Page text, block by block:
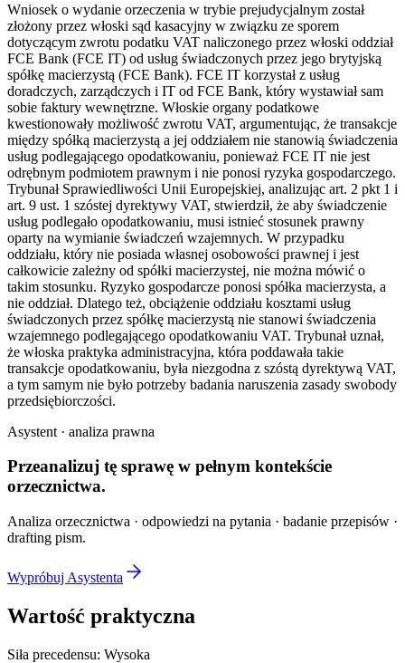
Wniosek o wydanie orzeczenia w trybie prejudycjalnym został
złożony przez włoski sąd kasacyjny w związku ze sporem
dotyczącym zwrotu podatku VAT naliczonego przez włoski oddział
FCE Bank (FCE IT) od usług świadczonych przez jego brytyjską
spółkę macierzystą (FCE Bank). FCE IT korzystał z usług
doradczych, zarządczych i IT od FCE Bank, który wystawiał sam
sobie faktury wewnętrzne. Włoskie organy podatkowe
kwestionowały możliwość zwrotu VAT, argumentując, że transakcje
między spółką macierzystą a jej oddziałem nie stanowią świadczenia
usług podlegającego opodatkowaniu, ponieważ FCE IT nie jest
odrębnym podmiotem prawnym i nie ponosi ryzyka gospodarczego.
Trybunał Sprawiedliwości Unii Europejskiej, analizując art. 2 pkt 1 i
art. 9 ust. 1 szóstej dyrektywy VAT, stwierdził, że aby świadczenie
usług podlegało opodatkowaniu, musi istnieć stosunek prawny
oparty na wymianie świadczeń wzajemnych. W przypadku
oddziału, który nie posiada własnej osobowości prawnej i jest
całkowicie zależny od spółki macierzystej, nie można mówić o
takim stosunku. Ryzyko gospodarcze ponosi spółka macierzysta, a
nie oddział. Dlatego też, obciążenie oddziału kosztami usług
świadczonych przez spółkę macierzystą nie stanowi świadczenia
wzajemnego podlegającego opodatkowaniu VAT. Trybunał uznał,
że włoska praktyka administracyjna, która poddawała takie
transakcje opodatkowaniu, była niezgodna z szóstą dyrektywą VAT,
a tym samym nie było potrzeby badania naruszenia zasady swobody
przedsiębiorczości.
Asystent · analiza prawna
Przeanalizuj tę sprawę w pełnym kontekście
orzecznictwa.
Analiza orzecznictwa · odpowiedzi na pytania · badanie przepisów ·
drafting pism.
Wypróbuj Asystenta
Wartość praktyczna
Siła precedensu: Wysoka